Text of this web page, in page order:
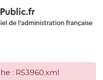
: R53960.xml